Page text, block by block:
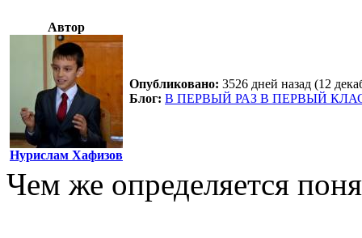
Автор
Нурислам Хафизов
Опубликовано: 3526 дней назад (12
Блог: В ПЕРВЫЙ РАЗ В ПЕРВЫЙ
Чем же определяется